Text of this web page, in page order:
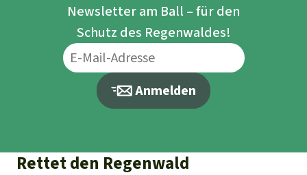
Newsletter am Ball – für den
Schutz des Regenwaldes!
Anmelden
Rettet den Regenwald